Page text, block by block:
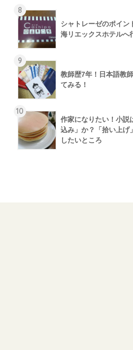
8
シャトレーゼのポイン
海リエックスホテルへ
9
教師歴7年！日本語教
てみる！
10
作家になりたい！小説
込み」か？「拾い上げ
したいところ